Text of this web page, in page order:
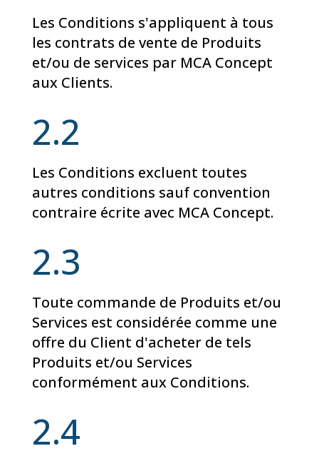
Les Conditions s'appliquent à tous
les contrats de vente de Produits
et/ou de services par MCA Concept
aux Clients.
2.2
Les Conditions excluent toutes
autres conditions sauf convention
contraire écrite avec MCA Concept.
2.3
Toute commande de Produits et/ou
Services est considérée comme une
offre du Client d'acheter de tels
Produits et/ou Services
conformément aux Conditions.
2.4